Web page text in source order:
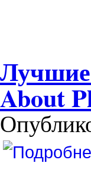
Лучшие
About